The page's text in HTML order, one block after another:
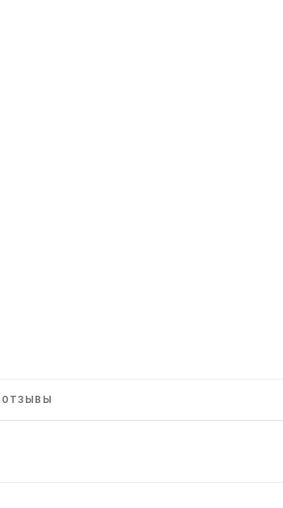
ОТЗЫВЫ